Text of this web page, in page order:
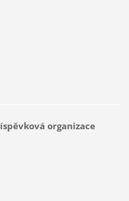
organizace